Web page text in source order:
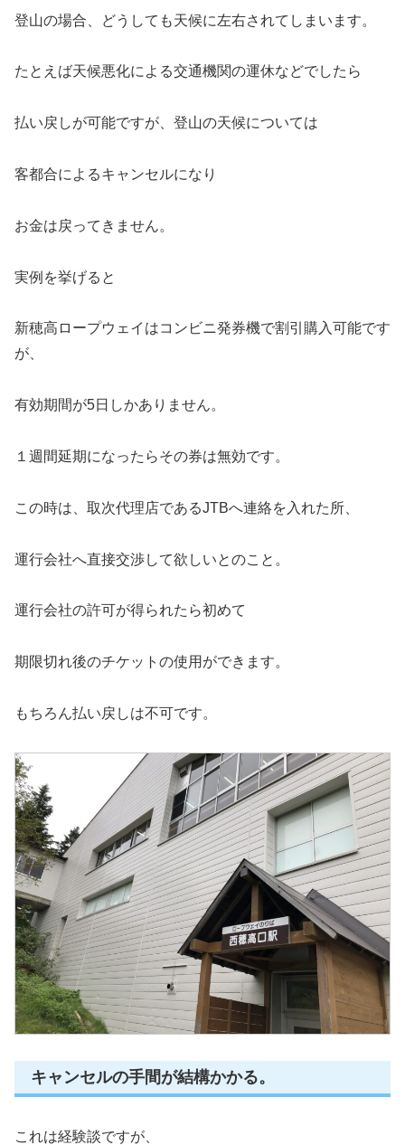
登山の場合、どうしても天候に左右されてしまいます。
たとえば天候悪化による交通機関の運休などでしたら
払い戻しが可能ですが、登山の天候については
客都合によるキャンセルになり
お金は戻ってきません。
実例を挙げると
新穂高ロープウェイはコンビニ発券機で割引購入可能です
が、
有効期間が5日しかありません。
１週間延期になったらその券は無効です。
この時は、取次代理店であるJTBへ連絡を入れた所、
運行会社へ直接交渉して欲しいとのこと。
運行会社の許可が得られたら初めて
期限切れ後のチケットの使用ができます。
もちろん払い戻しは不可です。
キャンセルの手間が結構かかる。
これは経験談ですが、